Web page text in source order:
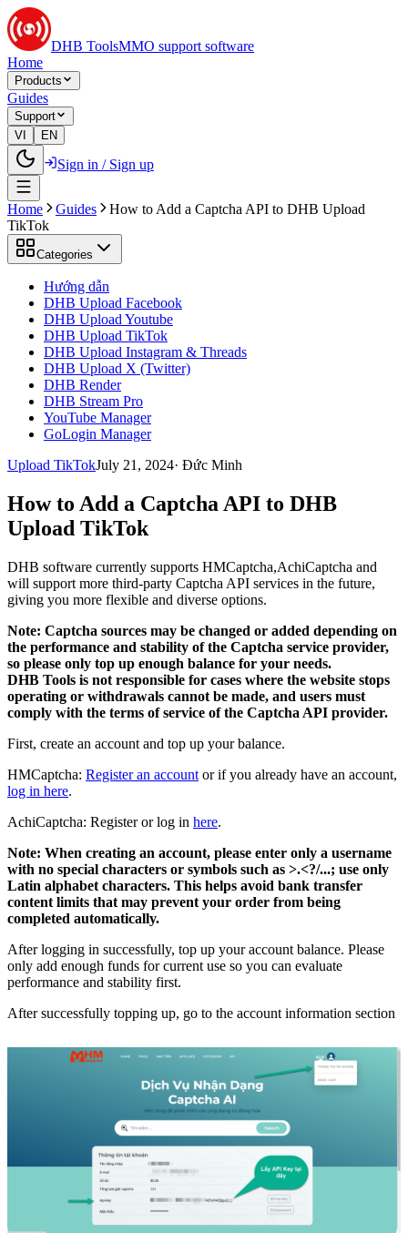
DHB ToolsMMO support software
Home
Products
Guides
Support
VI
EN
Sign in / Sign up
Home Guides
How to Add a Captcha API to DHB Upload
TikTok
Categories
Hướng dẫn
DHB Upload Facebook
DHB Upload Youtube
DHB Upload TikTok
DHB Upload Instagram & Threads
DHB Upload X (Twitter)
DHB Render
DHB Stream Pro
YouTube Manager
GoLogin Manager
Upload TikTokJuly 21, 2024· Đức Minh
How to Add a Captcha API to DHB
Upload TikTok
DHB software currently supports HMCaptcha,AchiCaptcha and
will support more third-party Captcha API services in the future,
giving you more flexible and diverse options.
Note: Captcha sources may be changed or added depending on
the performance and stability of the Captcha service provider,
so please only top up enough balance for your needs.
DHB Tools is not responsible for cases where the website stops
operating or withdrawals cannot be made, and users must
comply with the terms of service of the Captcha API provider.
First, create an account and top up your balance.
HMCaptcha: Register an account or if you already have an account,
log in here.
AchiCaptcha: Register or log in here.
Note: When creating an account, please enter only a username
with no special characters or symbols such as >.<?/...; use only
Latin alphabet characters. This helps avoid bank transfer
content limits that may prevent your order from being
completed automatically.
After logging in successfully, top up your account balance. Please
only add enough funds for current use so you can evaluate
performance and stability first.
After successfully topping up, go to the account information section